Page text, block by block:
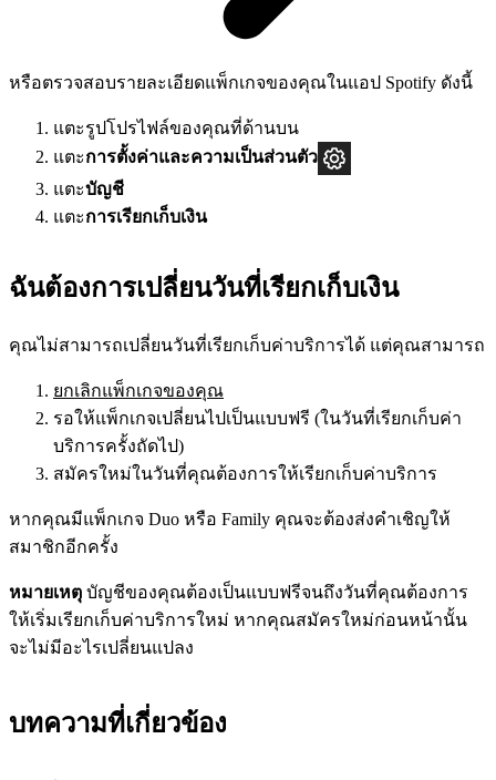
หรือตรวจสอบรายละเอียดแพ็กเกจของคุณในแอป Spotify ดังนี้
แตะรูปโปรไฟล์ของคุณที่ด้านบน
แตะการตั้งค่าและความเป็นส่วนตัว
แตะบัญชี
แตะการเรียกเก็บเงิน
ฉันต้องการเปลี่ยนวันที่เรียกเก็บเงิน
คุณไม่สามารถเปลี่ยนวันที่เรียกเก็บค่าบริการได้ แต่คุณสามารถ
ยกเลิกแพ็กเกจของคุณ
รอให้แพ็กเกจเปลี่ยนไปเป็นแบบฟรี (ในวันที่เรียกเก็บค่า
บริการครั้งถัดไป)
สมัครใหม่ในวันที่คุณต้องการให้เรียกเก็บค่าบริการ
หากคุณมีแพ็กเกจ Duo หรือ Family คุณจะต้องส่งคำเชิญให้
สมาชิกอีกครั้ง
หมายเหตุ บัญชีของคุณต้องเป็นแบบฟรีจนถึงวันที่คุณต้องการ
ให้เริ่มเรียกเก็บค่าบริการใหม่ หากคุณสมัครใหม่ก่อนหน้านั้น
จะไม่มีอะไรเปลี่ยนแปลง
บทความที่เกี่ยวข้อง